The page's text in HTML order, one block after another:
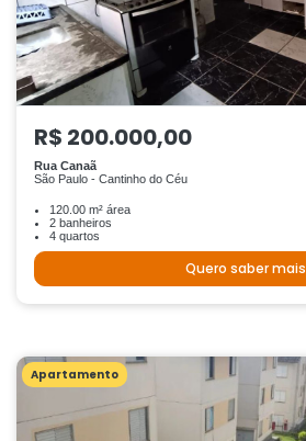
R$ 200.000,00
Rua Canaã
São Paulo - Cantinho do Céu
120.00 m² área
2 banheiros
4 quartos
Quero saber mais
Apartamento